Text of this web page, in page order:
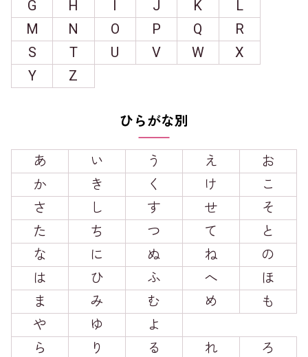
G
H I J K
L
M
N O P Q
R
S
T U V W
X
Y
Z
ひらがな別
あ い う え
お
か
き く け
こ
さ
し す せ
そ
た
ち つ て
と
な
に ぬ ね
の
は
ひ ふ へ
ほ
ま
み む め
も
や
ゆ
よ
ら
り る れ
ろ